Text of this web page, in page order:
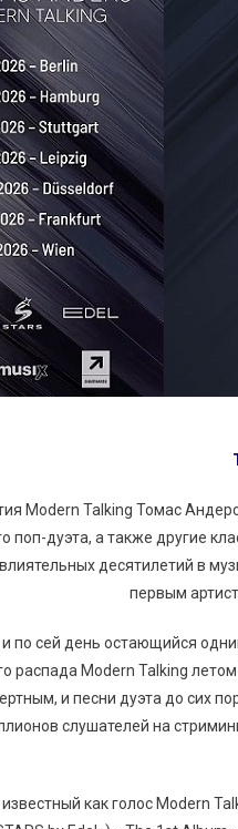
Modern Talking Томас
поп-дуэта, а также другие
десятилетий в
первым
по сей день остающийся
распада Modern Talking
и песни дуэта до сих
слушателей на
как голос Modern